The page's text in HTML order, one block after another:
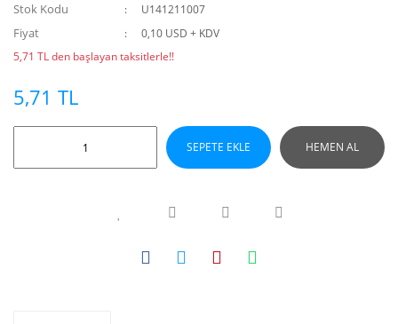
Stok Kodu U141211007
Fiyat
0,10 USD + KDV
5,71 TL den başlayan taksitlerle!!
5,71 TL
SEPETE EKLE HEMEN AL